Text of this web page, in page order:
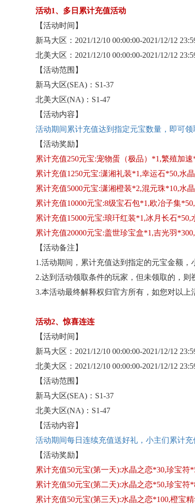
活动1、多日累计充值活动
【活动时间】
新马大区： 2021/12/10 00:00:00-2021/12/12
北美大区： 2021/12/10 00:00:00-2021/12/12
【活动范围】
新马大区(SEA)：S1-37
北美大区(NA)：S1-47
【活动内容】
活动期间累计充值达到指定元宝数量，即可
【活动奖励】
累计充值250元宝:宠物蛋（极品）*1,繁殖加
累计充值1250元宝:潇湘礼装*1,幸运石*50,水
累计充值5000元宝:潇湘橙装*2,混元珠*10,水
累计充值10000元宝:8级宝石包*1,欧冶子集
累计充值15000元宝:琅玕红装*1,冰月长石*50,
累计充值20000元宝:盖世珍宝盒*1,吉光羽
【活动备注】
1.活动期间，累计充值达到指定的元宝金额，
2.达到活动领取条件的玩家，但未领取的，则
3.本活动最终解释权归官方所有，如您对以上
活动2、惊喜连连
【活动时间】
新马大区： 2021/12/10 00:00:00-2021/12/12
北美大区： 2021/12/10 00:00:00-2021/12/12
【活动范围】
新马大区(SEA)：S1-37
北美大区(NA)：S1-47
【活动内容】
活动期间每日连续充值送好礼，小主们累计
【活动奖励】
累计充值50元宝(第一天):水晶之恋*30,珍宝符
累计充值50元宝(第二天):水晶之恋*50,珍宝符
累计充值50元宝(第三天):水晶之恋*100,橙宝